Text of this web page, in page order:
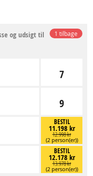
1 tilbage
og udsigt til
7
9
BESTIL
11.198 kr
12.998 kr
(2 person(er))
BESTIL
12.178 kr
13.978 kr
(2 person(er))